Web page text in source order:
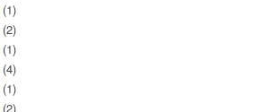
(1)
(2)
(1)
(4)
(1)
(2)